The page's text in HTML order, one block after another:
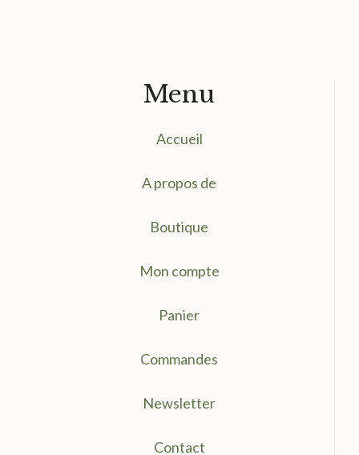
Menu
Accueil
A propos de
Boutique
Mon compte
Panier
Commandes
Newsletter
Contact